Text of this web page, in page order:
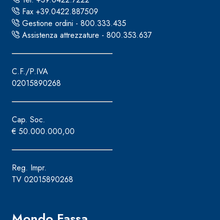
Collante-rasante alleggerito, fibrato, con calce
Fax +39.0422.887509
Gestione ordini - 800.333.435
Assistenza attrezzature - 800.353.637
C.F./P.IVA
02015890268
Cap. Soc.
€ 50.000.000,00
Reg. Impr.
TV 02015890268